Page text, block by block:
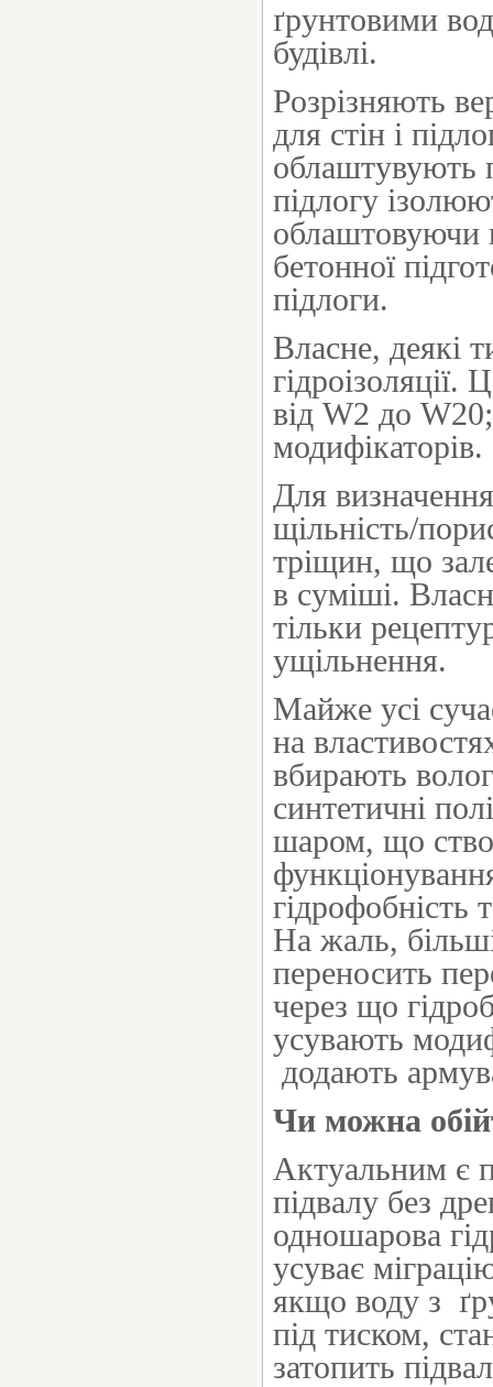
ґрунтовими
будівлі.
Розрізняють
для стін і
облаштувують
підлогу
облаштовуючи
бетонної
підлоги.
Власне, деякі
від W2 до
модифікаторів.
Для
щільність/
тріщин, що
в суміші.
тільки
ущільнення.
Майже усі
на
вбирають
синтетичні
шаром, що
гідрофобність
На жаль,
переносить
через що
усувають
додають
Чи можна
Актуальним є
підвалу без
одношарова
усуває
якщо воду з
під тиском,
затопить